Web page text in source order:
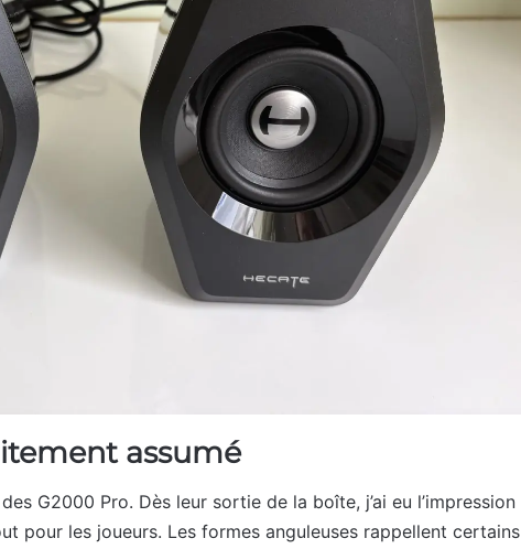
assumé
G2000 Pro. Dès leur sortie de la boîte, j’ai eu l’impression
pour les joueurs. Les formes anguleuses rappellent certains